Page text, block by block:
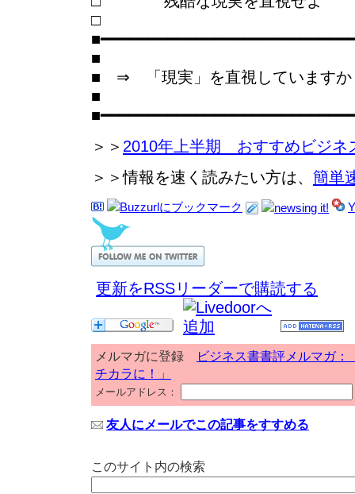
■
■ ⇒ 「現実」を直視していますか
■
＞＞ 2010年上半期 おすすめビジネ
＞＞情報を速く読みたい方は、 簡単
更新をRSSリーダーで購読する
メルマガに登録
ビジネス書書評メルマガ：
チカラに！」
メールアドレス：
友人にメールでこの記事をすすめる
このサイト内の検索